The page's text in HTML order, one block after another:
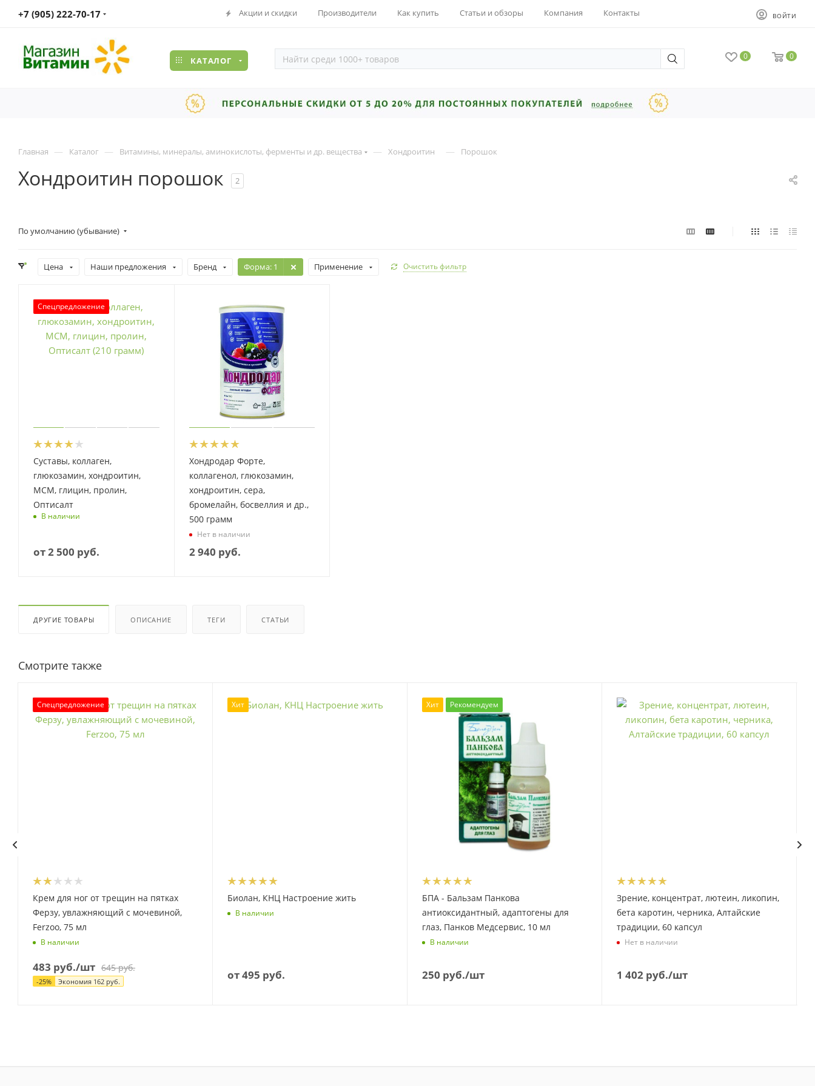
+7 (905) 222-70-17 Акции и скидки Производители Как купить Статьи и обзоры Компания Контакты ВОЙТИ
КАТАЛОГ 0 0
Главная — Каталог — Витамины, минералы, аминокислоты, ферменты и др. вещества — Хондроитин — Порошок
Хондроитин порошок 2
По умолчанию (убывание)
Цена Наши предложения Бренд Форма: 1 Применение Очистить фильтр
Спецпредложение
Суставы, коллаген,
глюкозамин, хондроитин,
МСМ, глицин, пролин,
Оптисалт
В наличии
от2 500 руб.
Хондродар Форте,
коллагенол, глюкозамин,
хондроитин, сера,
бромелайн, босвеллия и др.,
500 грамм
Нет в наличии
2 940 руб.
ДРУГИЕ ТОВАРЫ ОПИСАНИЕ ТЕГИ СТАТЬИ
Смотрите также
Спецпредложение
Крем для ног от трещин на пятках
Ферзу, увлажняющий с мочевиной,
Ferzoo, 75 мл
В наличии
483 руб./шт 645руб.
-25% Экономия 162 руб.
Хит
Биолан, КНЦ Настроение жить
В наличии
от495 руб.
Хит Рекомендуем
БПА - Бальзам Панкова
антиоксидантный, адаптогены для
глаз, Панков Медсервис, 10 мл
В наличии
250 руб./шт
Зрение, концентрат, лютеин, ликопин,
бета каротин, черника, Алтайские
традиции, 60 капсул
Нет в наличии
1 402 руб./шт